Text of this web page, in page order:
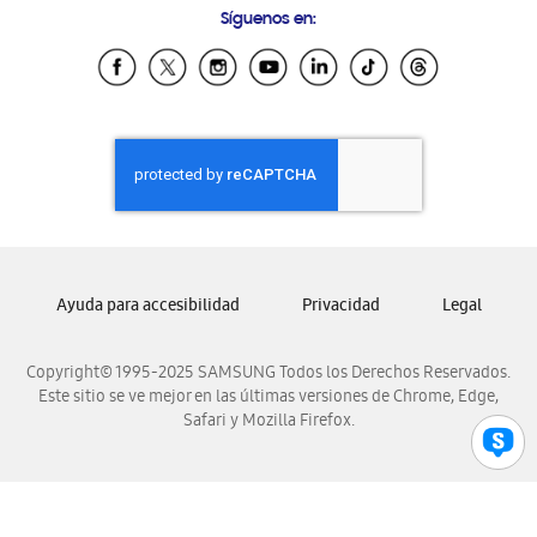
Samsung Ecuador
Samsung El Salvador
Samsung Honduras
Samsung Nicaragua
Samsung Panamá
Samsung Venezuela
Síguenos en:
Copyright© 1995-2025 SAMSUNG Todos los Derechos Reservados.
Este sitio se ve mejor en las últimas versiones de Chrome, Edge,
Safari y Mozilla Firefox.
Ayuda para accesibilidad Privacidad Legal